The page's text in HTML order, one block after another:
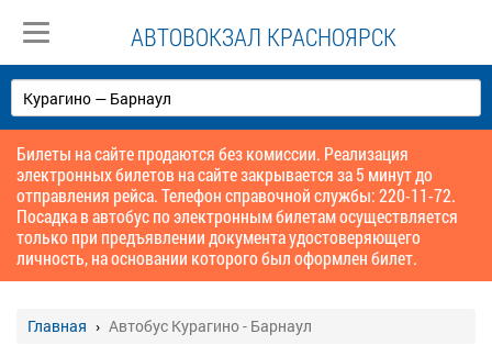
АВТОВОКЗАЛ КРАСНОЯРСК
Билеты на сайте продаются без комиссии. Реализация
электронных билетов на сайте закрывается за 5 минут до
отправления рейса. Телефон справочной службы: 220-11-72.
Посадка в автобус по электронным билетам осуществляется
только при предъявлении документа удостоверяющего
личность, на основании которого был оформлен билет.
Главная Автобус Курагино - Барнаул